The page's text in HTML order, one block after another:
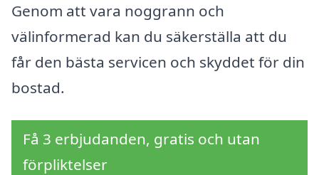
Genom att vara noggrann och
välinformerad kan du säkerställa att du
får den bästa servicen och skyddet för din
bostad.
Få 3 erbjudanden, gratis och utan
förpliktelser